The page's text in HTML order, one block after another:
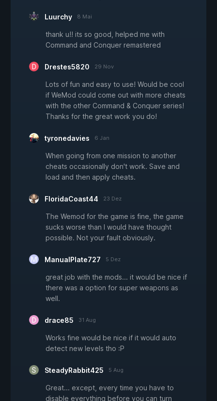
Luurchy 8 Mai
thank u!! its so good, helped me with
Command and Conquer remastered
Drestes5820 29 Nov
Lots of fun and easy to use! Would be cool
if WeMod could come out with more cheats
with the other Command & Conquer series!
Thanks for the great work you do!
tyronedavies 6 Jan
When going from one mission to another
cheats occasionally don't work. Save and
load and then apply cheats.
FloridaCoast44 23 Dez
The Wemod for the game is fine, the game
sucks worse than I would have thought
possible. Not your fault obviously.
ManualPlate727 5 Dez
great job with the mods... it would be nice if
there was a option for super weapons as
well.
drace85 31 Aug
Works fine would be nice if it would auto
detect new levels tho :P
SteadyRabbit425 5 Aug
Great... except, every time you have to
disable everything before you can turn